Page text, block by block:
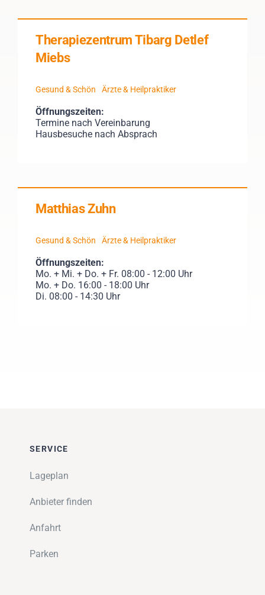
Therapiezentrum Tibarg Detlef
Miebs
Gesund & Schön Ärzte & Heilpraktiker
Öffnungszeiten:
Termine nach Vereinbarung
Hausbesuche nach Absprach
Matthias Zuhn
Gesund & Schön Ärzte & Heilpraktiker
Öffnungszeiten:
Mo. + Mi. + Do. + Fr. 08:00 - 12:00 Uhr
Mo. + Do. 16:00 - 18:00 Uhr
Di. 08:00 - 14:30 Uhr
SERVICE
Lageplan
Anbieter finden
Anfahrt
Parken